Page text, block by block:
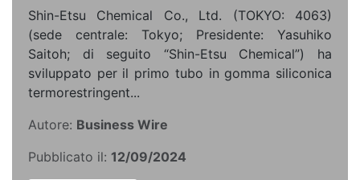
Shin-Etsu Chemical Co., Ltd. (TOKYO: 4063)
(sede centrale: Tokyo; Presidente: Yasuhiko
Saitoh; di seguito “Shin-Etsu Chemical”) ha
sviluppato per il primo tubo in gomma siliconica
termorestringent...
Autore: Business Wire
Pubblicato il: 12/09/2024